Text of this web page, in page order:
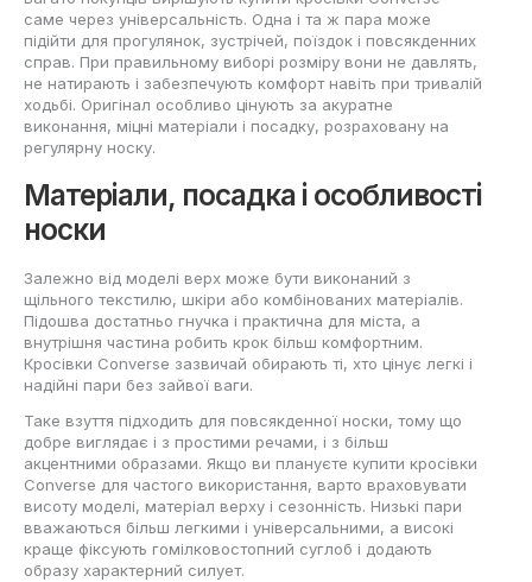
саме через універсальність. Одна і та ж пара може
підійти для прогулянок, зустрічей, поїздок і повсякденних
справ. При правильному виборі розміру вони не давлять,
не натирають і забезпечують комфорт навіть при тривалій
ходьбі. Оригінал особливо цінують за акуратне
виконання, міцні матеріали і посадку, розраховану на
регулярну носку.
Матеріали, посадка і особливості
носки
Залежно від моделі верх може бути виконаний з
щільного текстилю, шкіри або комбінованих матеріалів.
Підошва достатньо гнучка і практична для міста, а
внутрішня частина робить крок більш комфортним.
Кросівки Converse зазвичай обирають ті, хто цінує легкі і
надійні пари без зайвої ваги.
Таке взуття підходить для повсякденної носки, тому що
добре виглядає і з простими речами, і з більш
акцентними образами. Якщо ви плануєте купити кросівки
Converse для частого використання, варто враховувати
висоту моделі, матеріал верху і сезонність. Низькі пари
вважаються більш легкими і універсальними, а високі
краще фіксують гомілковостопний суглоб і додають
образу характерний силует.